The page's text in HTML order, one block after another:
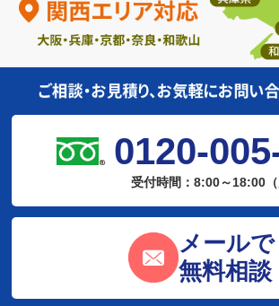
0120-
受付時間：8:00～18:00（
メールで
無料相談